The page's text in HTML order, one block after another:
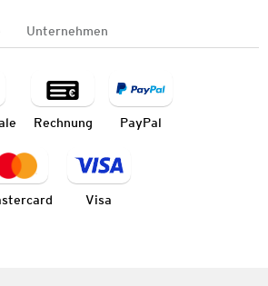
Unternehmen
Rechnung PayPal
Visa